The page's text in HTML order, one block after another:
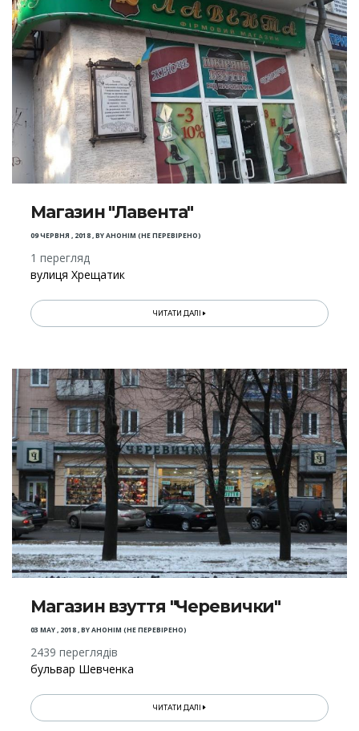
Магазин "Лавента"
09 ЧЕРВНЯ , 2018,BYАНОНІМ (НЕ ПЕРЕВІРЕНО)
1 перегляд
вулиця Хрещатик
ЧИТАТИ ДАЛІ
Магазин взуття "Черевички"
03 MAY , 2018,BYАНОНІМ (НЕ ПЕРЕВІРЕНО)
2439 переглядів
бульвар Шевченка
ЧИТАТИ ДАЛІ